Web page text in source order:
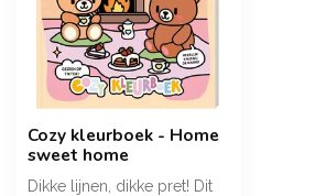
Cozy kleurboek - Home
sweet home
Dikke lijnen, dikke pret! Dit